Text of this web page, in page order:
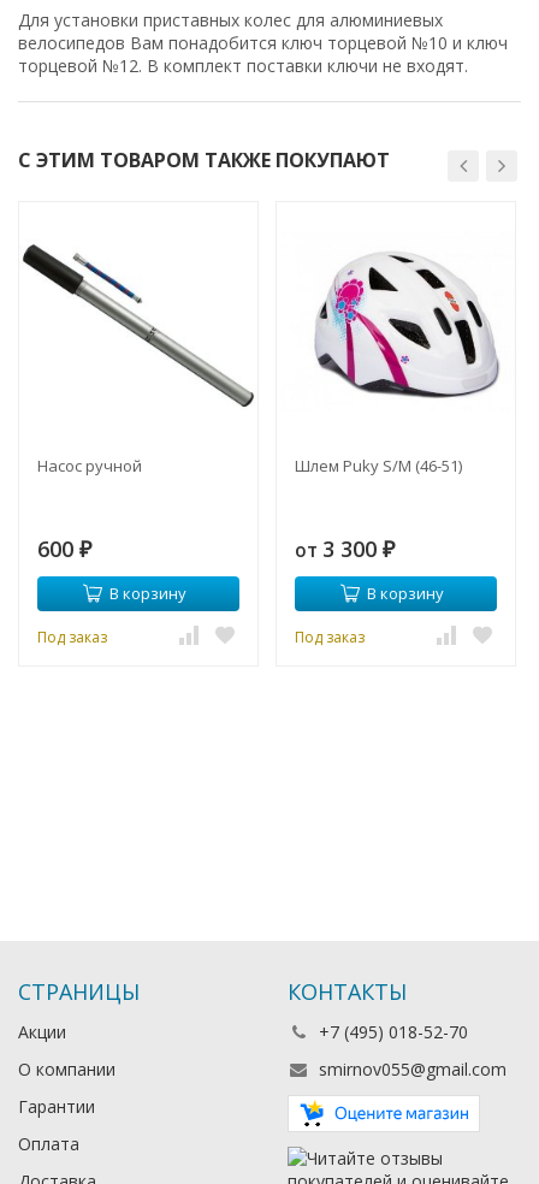
Для установки приставных колес для алюминиевых
велосипедов Вам понадобится ключ торцевой №10 и ключ
торцевой №12. В комплект поставки ключи не входят.
С ЭТИМ ТОВАРОМ ТАКЖЕ ПОКУПАЮТ
Насос ручной
600 ₽
В корзину
Под заказ
Шлем Puky S/M (46-51)
от 3 300 ₽
В корзину
Под заказ
СТРАНИЦЫ
Акции
О компании
Гарантии
Оплата
КОНТАКТЫ
+7 (495) 018-52-70
smirnov055@gmail.com